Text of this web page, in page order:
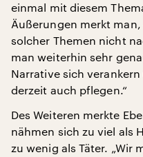
einmal mit diesem
Äußerungen merkt
solcher Themen nicht
man weiterhin sehr
Narrative sich
derzeit auch pflegen.“
Des Weiteren merkte
nähmen sich zu viel als
zu wenig als Täter. „Wir